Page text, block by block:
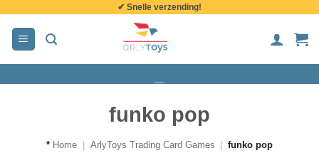
inhoud
✔ Snelle verzending!
funko pop
* Home ArlyToys Trading Card Games funko pop